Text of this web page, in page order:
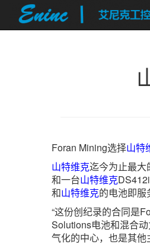
Foran Mining选择山特
山特维克迄今为止最大
和一台山特维克
和山特维克的电池即服
“这份创纪录的合同是
Solutions电池和混合
气化的中心，也是其他